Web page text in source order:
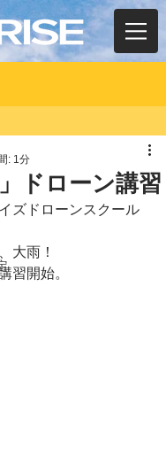
ドローン講習
: 1分
ズドローンスクール
大雨！
習開始。